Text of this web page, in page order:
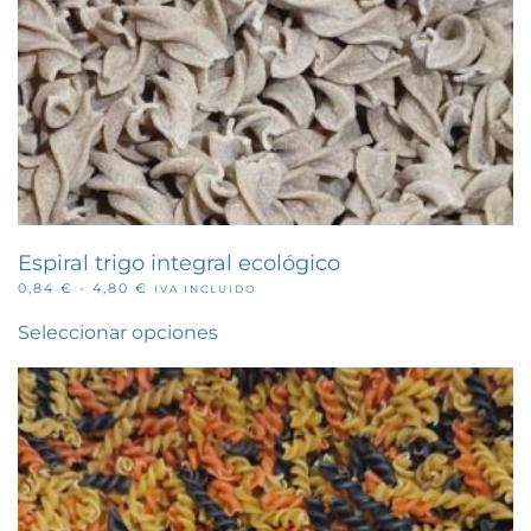
Espiral trigo integral ecológico
0,84 € - 4,80 €
RANGO
PRECIOS:
DESDE
HASTA
4,80 €
IVA INCLUIDO
Seleccionar opcionesproducto
múltiples
variantes.
Las
opciones
se
pueden
elegir